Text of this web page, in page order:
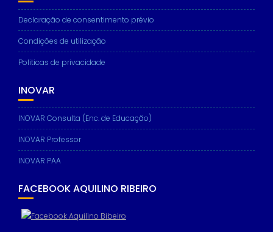
Declaração de consentimento prévio
Condições de utilização
Politicas de privacidade
INOVAR
INOVAR Consulta (Enc. de Educação)
INOVAR Professor
INOVAR PAA
FACEBOOK AQUILINO RIBEIRO
Necessary
These
cookies are
not
optional.
needed for
the website
to function.
In order for
website's
and